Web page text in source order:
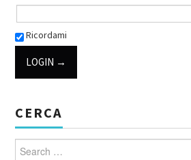
Ricordami
CERCA
Search for: